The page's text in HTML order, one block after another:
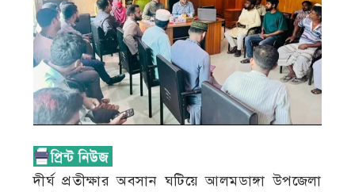
দীর্ঘ প্রতীক্ষার অবসান ঘটিয়ে আলমডাঙ্গা উপজেলা